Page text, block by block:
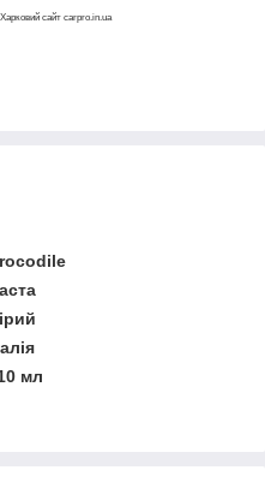
сайт carpro.in.ua
мл